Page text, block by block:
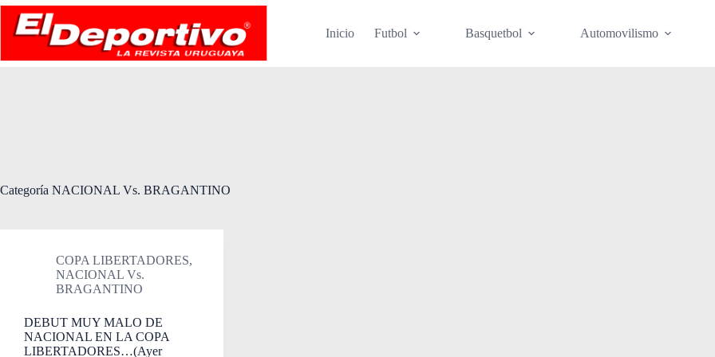
Saltar
contenido
Inicio Futbol Basquetbol Automovilismo
Categoría NACIONAL Vs. BRAGANTINO
COPA LIBERTADORES,
NACIONAL Vs.
BRAGANTINO
DEBUT MUY MALO DE
NACIONAL EN LA COPA
LIBERTADORES…(Ayer